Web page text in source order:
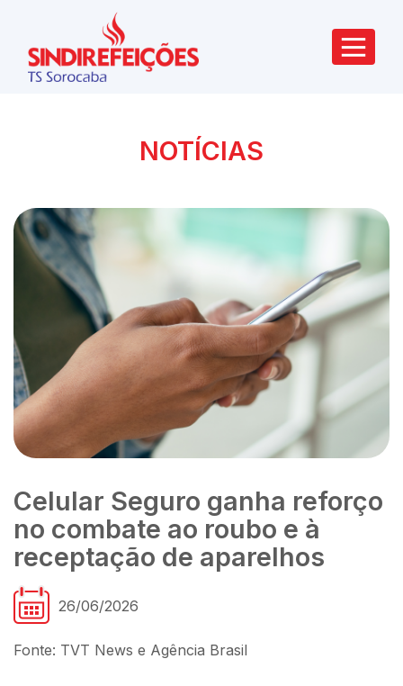
NOTÍCIAS
Celular Seguro ganha reforço
no combate ao roubo e à
receptação de aparelhos
26/06/2026
Fonte: TVT News e Agência Brasil